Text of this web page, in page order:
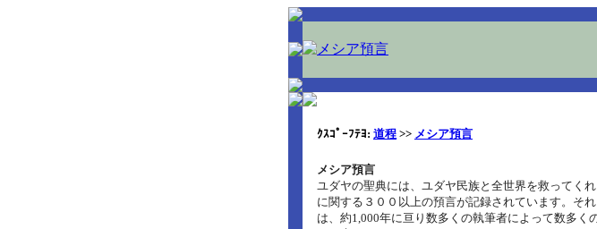
ｸｽｺﾟｰﾌﾃﾖ: 道程 >> メシア預言
メシア預言
ユダヤの聖典には、ユダヤ民族と全世界を救ってく
に関する３００以上の預言が記録されています。そ
は、約1,000年に亘り数多くの執筆者によって数多く